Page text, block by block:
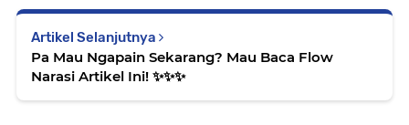
Artikel Selanjutnya
Pa Mau Ngapain Sekarang? Mau Baca Flow
Narasi Artikel Ini! ✨️✨️✨️